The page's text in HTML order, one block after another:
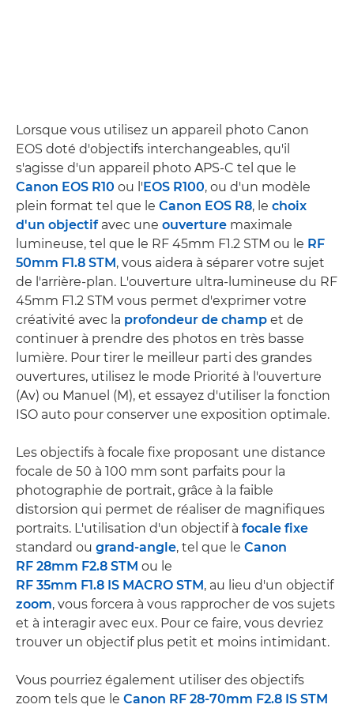
Lorsque vous utilisez un appareil photo Canon
EOS doté d'objectifs interchangeables, qu'il
s'agisse d'un appareil photo APS-C tel que le
Canon EOS R10 ou l'EOS R100, ou d'un modèle
plein format tel que le Canon EOS R8, le choix
d'un objectifavec une ouverture maximale
lumineuse, tel que le RF 45mm F1.2 STM ou le RF
50mm F1.8 STM, vous aidera à séparer votre sujet
de l'arrière-plan. L'ouverture ultra-lumineuse du RF
45mm F1.2 STM vous permet d'exprimer votre
créativité avec la profondeur de champ et de
continuer à prendre des photos en très basse
lumière. Pour tirer le meilleur parti des grandes
ouvertures, utilisez le mode Priorité à l'ouverture
(Av) ou Manuel (M), et essayez d'utiliser la fonction
ISO auto pour conserver une exposition optimale.
Les objectifs à focale fixe proposant une distance
focale de 50 à 100 mm sont parfaits pour la
photographie de portrait, grâce à la faible
distorsion qui permet de réaliser de magnifiques
portraits. L'utilisation d'un objectif à focale fixe
standard ou grand-angle, tel que le Canon
RF 28mm F2.8 STM ou le
RF 35mm F1.8 IS MACRO STM, au lieu d'un objectif
zoom, vous forcera à vous rapprocher de vos sujets
et à interagir avec eux. Pour ce faire, vous devriez
trouver un objectif plus petit et moins intimidant.
Vous pourriez également utiliser des objectifs
zoom tels que le Canon RF 28-70mm F2.8 IS STM